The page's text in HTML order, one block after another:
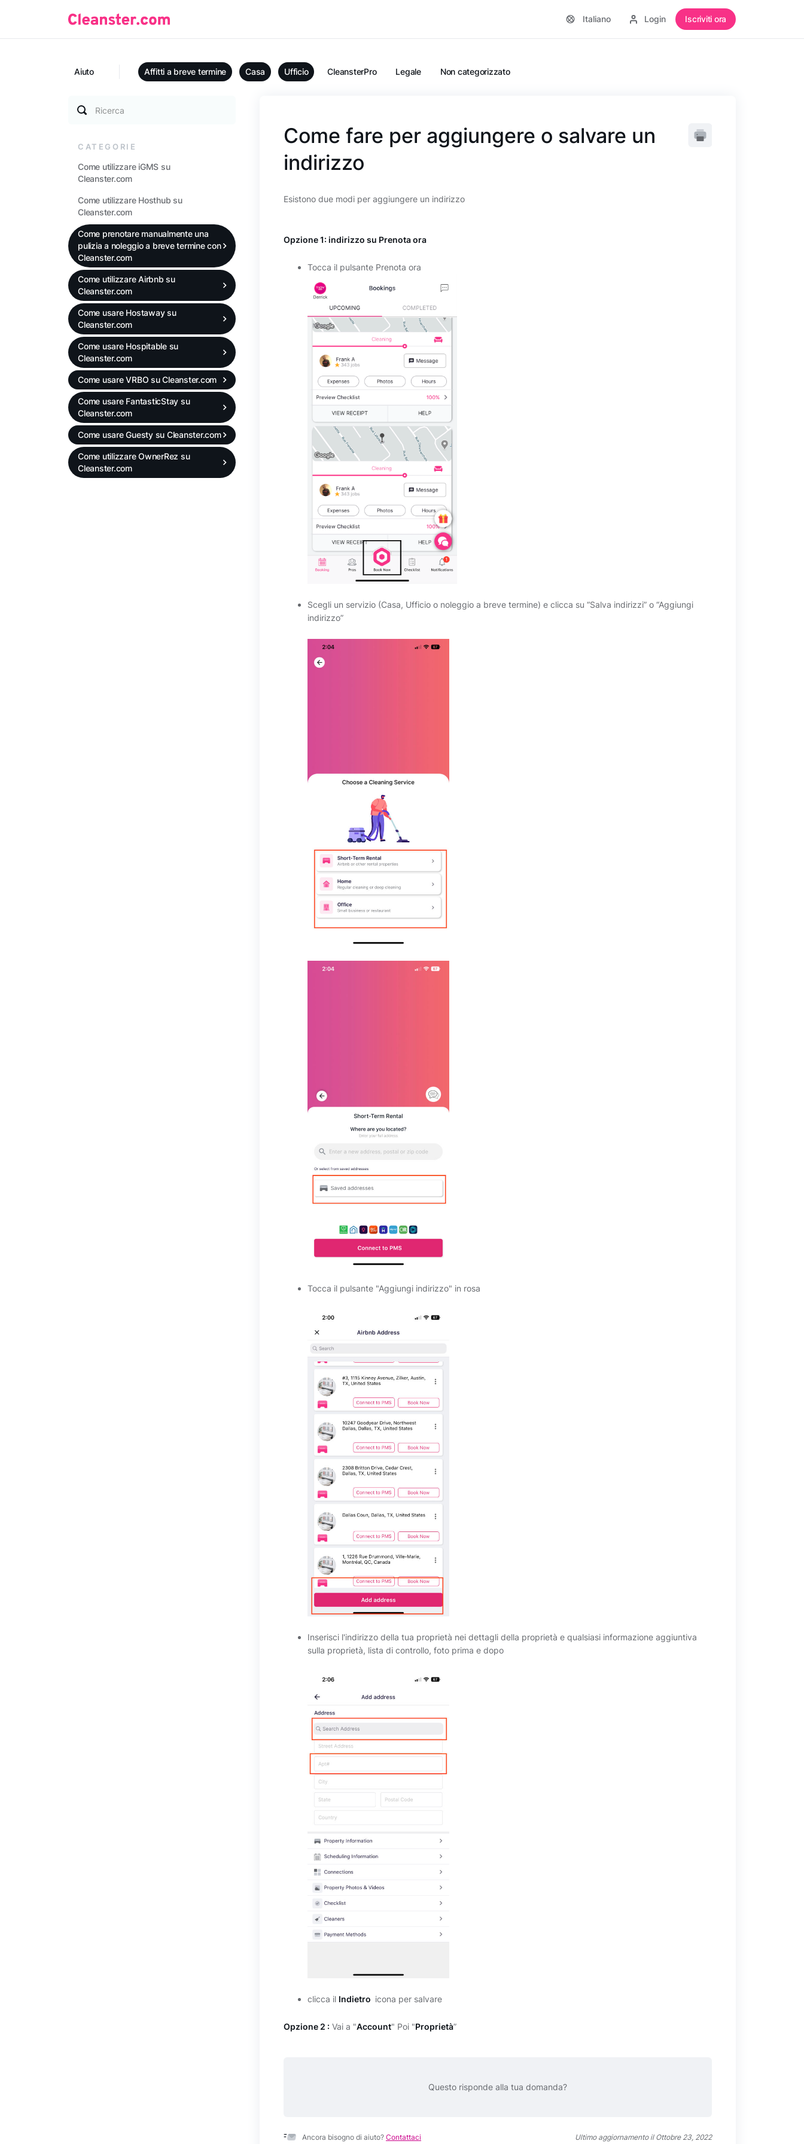
Italiano Login Iscriviti ora
Aiuto Affitti a breve termine Casa Ufficio CleansterPro Legale Non categorizzato
Ricerca
CATEGORIE
Come utilizzare iGMS su
Cleanster.com
Come utilizzare Hosthub su
Cleanster.com
Come prenotare manualmente una
pulizia a noleggio a breve termine con
Cleanster.com
Come utilizzare Airbnb su
Cleanster.com
Come usare Hostaway su
Cleanster.com
Come usare Hospitable su
Cleanster.com
Come usare VRBO su Cleanster.com
Come usare FantasticStay su
Cleanster.com
Come usare Guesty su Cleanster.com
Come utilizzare OwnerRez su
Cleanster.com
Come fare per aggiungere o salvare un
indirizzo
Esistono due modi per aggiungere un indirizzo
Opzione 1: indirizzo su Prenota ora
Tocca il pulsante Prenota ora
Scegli un servizio (Casa, Ufficio o noleggio a breve termine) e clicca su “Salva indirizzi” o “Aggiungi
indirizzo”
Tocca il pulsante "Aggiungi indirizzo" in rosa
Inserisci l'indirizzo della tua proprietà nei dettagli della proprietà e qualsiasi informazione aggiuntiva
sulla proprietà, lista di controllo, foto prima e dopo
clicca il Indietro icona per salvare
Opzione 2 : Vai a "Account" Poi "Proprietà”
Questo risponde alla tua domanda?
Ancora bisogno di aiuto? Contattaci Ultimo aggiornamento il Ottobre 23, 2022